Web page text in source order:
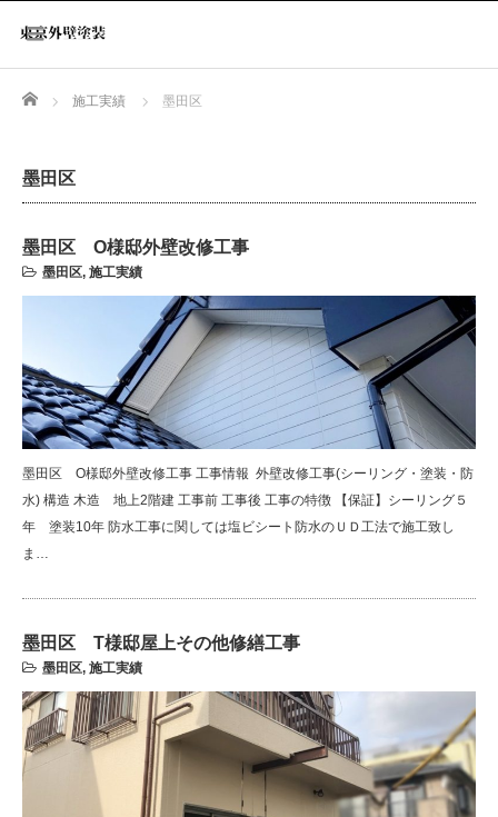
Home 施工実績 墨田区
墨田区
墨田区 O様邸外壁改修工事
墨田区, 施工実績
墨田区 O様邸外壁改修工事 工事情報 外壁改修工事(シーリング・塗装・防
水) 構造 木造 地上2階建 工事前 工事後 工事の特徴 【保証】シーリング５
年 塗装10年 防水工事に関しては塩ビシート防水のＵＤ工法で施工致し
ま…
墨田区 T様邸屋上その他修繕工事
墨田区, 施工実績